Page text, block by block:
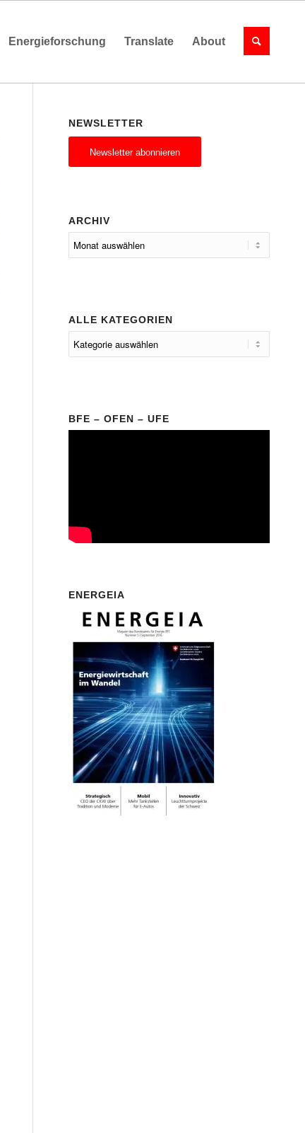
Energieforschung Translate About
NEWSLETTER
Newsletter abonnieren
ARCHIV
ALLE KATEGORIEN
BFE – OFEN – UFE
ENERGEIA